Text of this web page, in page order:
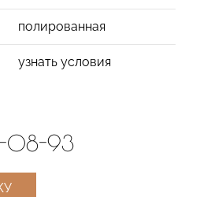
полированная
узнать условия
08-93